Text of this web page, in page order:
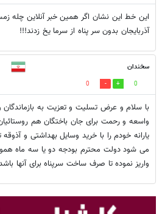
اين خط اين نشان اگر همين خبر آنلاين چله
آذربايجان بدون سر پناه از سرما يخ زدند!!!
سخندان
0
0
با سلام و عرض تسلیت و تعزیت به بازماندگان
واسعه و رحمت برای جان باختگان هم
یارانه خودم را با خرید وسایل بهداشتی و
می شود دولت محترم بودجه دو یا سه ماه
واریز نموده تا صرف ساخت سرپناه برای آنها